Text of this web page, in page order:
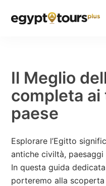
Il Meglio
completa
paese
Esplorare l’Egitto
antiche civiltà,
In questa guida
porteremo alla